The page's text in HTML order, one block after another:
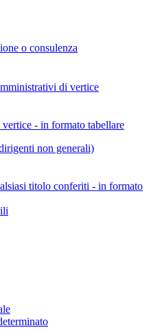
o consulenza
di vertice
- in formato tabellare
non generali)
titolo conferiti - in formato